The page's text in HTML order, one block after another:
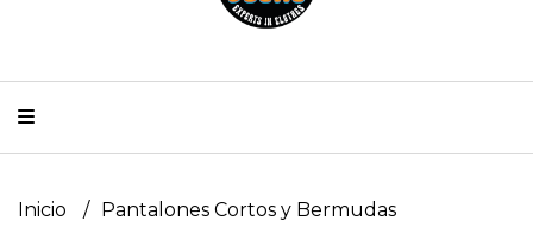
Inicio Pantalones Cortos y Bermudas